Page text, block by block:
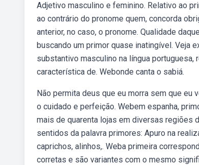
Adjetivo masculino e feminino. Relativo ao
ao contrário do pronome quem, concorda
anterior, no caso, o pronome. Qualidade
buscando um primor quase inatingível. Veja
substantivo masculino na língua
característica de. Webonde canta o sabiá.
Não permita deus que eu morra sem que eu
o cuidado e perfeição. Webem espanha,
mais de quarenta lojas em diversas regiões
sentidos da palavra primores: Apuro na
caprichos, alinhos,. Weba primeira
corretas e são variantes com o mesmo